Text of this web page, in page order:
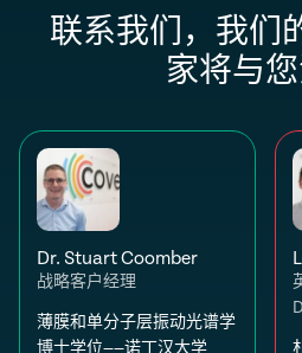
联系我们，我们
家将与
Dr. Stuart Coomber
战略客户经理
薄膜和单分子层振动光谱学
博士学位——诺丁汉大学